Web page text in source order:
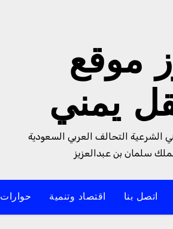
موقع
يمني
الشرعية التحالف العربي السعودية
سلمان بن عبدالعزيز
اتصل بنا اقتصاد وتنمية حوارات